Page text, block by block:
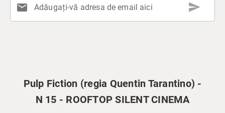
mail Adăugați-vă adresa de email aici send
Pulp Fiction (regia Quentin Tarantino) -
N 15 - ROOFTOP SILENT CINEMA